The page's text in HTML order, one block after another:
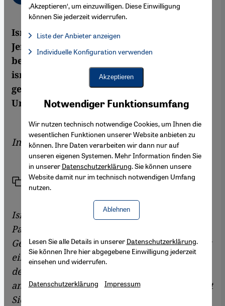
Israel treibt den Siedlungsbau in und um
Jerusalem voran und stößt damit nicht nur
bei den Vereinten Nationen auf Kritik. Die
israelische Regierung will im Grunde
genommen keine Zwei-Staaten Lösung, sagt
Uri Avnery.
Interview vonDiana Hodali
Link Teilen Drucken
Israel hatte nach der Aufwertung der
Palästinensergebiete durch die UN-
Generalversammlung im vergangenen Monat
eine Beschleunigung des Siedlungsbaus in
den besetzten Palästinensergebieten
angekündigt. Ist die Bekanntgabe, dass erneut
Siedlungen gebaut werden, eine Antwort
Notwendiger Funktionsumfang
Wir nutzen technisch notwendige Cookies, um Ihnen die
wesentlichen Funktionen unserer Website anbieten zu
können. Ihre Daten verarbeiten wir dann nur auf
unseren eigenen Systemen. Mehr Information finden Sie
in unserer Datenschutzerklärung. Sie können unsere
Website damit nur im technisch notwendigen Umfang
nutzen.
Ablehnen
‚Akzeptieren‘, um einzuwilligen. Diese Einwilligung
können Sie jederzeit widerrufen.
Liste der Anbieter anzeigen
Facebook Embed / Facebook Connect, Google Maps Embed,
Facebook Embed / Facebook Connect
Google Maps Embed
Individuelle Konfiguration verwenden
Akzeptieren
Lesen Sie alle Details in unserer Datenschutzerklärung.
Sie können Ihre hier abgegebene Einwilligung jederzeit
einsehen und widerrufen.
Datenschutzerklärung Impressum